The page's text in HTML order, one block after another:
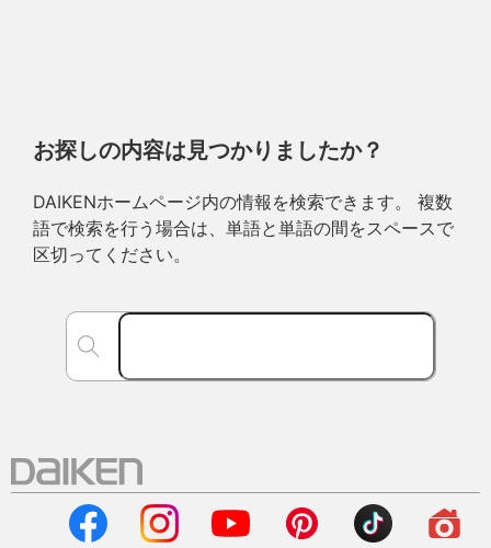
お探しの内容は見つかりましたか？
DAIKENホームページ内の情報を検索できます。 複数
語で検索を行う場合は、単語と単語の間をスペースで
区切ってください。